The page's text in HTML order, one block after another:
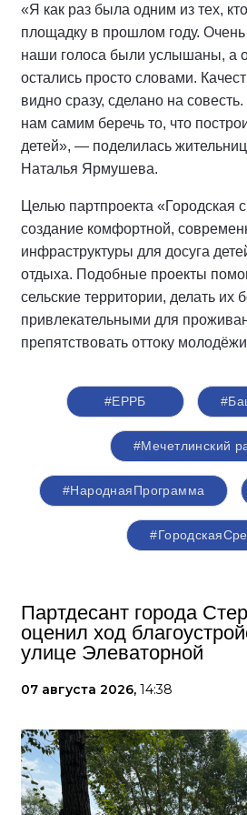
«Я как раз была одним из тех,
площадку в прошлом году. Очень
наши голоса были услышаны, а
остались просто словами.
видно сразу, сделано на
нам самим беречь то, что
детей», — поделилась
Наталья Ярмушева.
Целью партпроекта «Городская
создание комфортной,
инфраструктуры для досуга
отдыха. Подобные проекты
сельские территории, делать их
привлекательными для
препятствовать оттоку
#ЕРРБ
#Мечетлинский
#НароднаяПрограмма
Партдесант города
оценил ход
улице Элеваторной
07 августа 2026, 14:38